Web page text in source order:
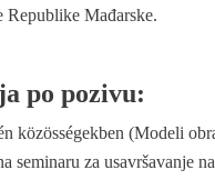
Republike Mađarske.
po pozivu:
közösségekben (Modeli
seminaru za usavršavanje